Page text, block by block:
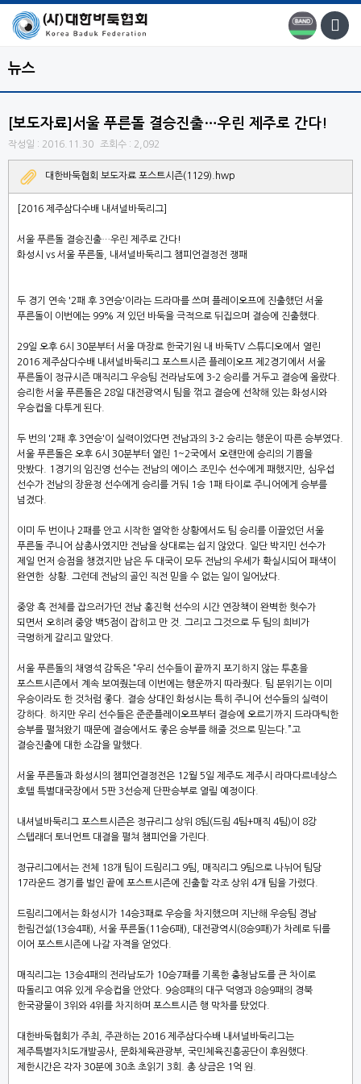
뉴스
[보도자료]서울 푸른돌 결승진출…우린 제주로 간다!
작성일 : 2016.11.30 조회수 : 2,092
대한바둑협회 보도자료 포스트시즌(1129).hwp
[2016 제주삼다수배 내셔널바둑리그
서울 푸른돌 결승진출…우린 제주로 간다!
화성시 vs 서울 푸른돌 내셔널바둑리그 챔피언결정전 쟁패
두 경기 연속 '2패 후 3연승'이라는 드라마를 쓰며 플레이오프에 진출했던 서울
푸른돌이 이번에는 99% 져 있던 바둑을 극적으로 뒤집으며 결승에 진출했다
29일 오후 6시 30분부터 서울 마장로 한국기원 내 바둑TV 스튜디오에서 열린
2016 제주삼다수배 내셔널바둑리그 포스트시즌 플레이오프 제 2경기에서 서울
푸른돌이 정규시즌 매직리그 우승팀 전라남도에 3-2 승리를 거두고 결승에 올랐다
승리한 서울 푸른돌은 28일 대전광역시 팀을 꺾고 결승에 선착해 있는 화성시와
우승컵을 다투게 된다
두 번의 '2패 후 3연승'이 실력이었다면 전남과의 3-2 승리는 행운이 따른 승부였다
서울 푸른돌은 오후 6시 30분부터 열린 1~2국에서 오랜만에 승리의 기쁨을
맛봤다 . 1 경기의 임진영 선수는 전남의 에이스 조민수 선수에게 패했지만
심우섭
선수가 전남의 장윤정 선수에게 승리를 거둬 1 승 1 패 타이로 주니어에게 승부를
넘겼다
이미 두 번이나 2패를 안고 시작한 열악한 상황에서도 팀 승리를 이끌었던 서울
푸른돌 주니어 삼총사였지만 전남을 상대로는 쉽지 않았다
일단 박지민 선수가
제일 먼저 승점을 챙겼지만 남은 두 대국이 모두 전남의 우세가 확실시되어 패색이
완연한 상황 그런데 전남의 골인 직전 믿을 수 없는 일이 일어났다
중앙 흑 전체를 잡으러가던 전남 홍진혁 선수의 시간 연장책이 완벽한 헛수가
되면서 오히려 중앙 백5점이 잡히고 만 것
그리고 그것으로 두 팀의 희비가
극명하게 갈리고 말았다
서울 푸른돌의 채영석 감독은 “우리 선수들이 끝까지 포기하지 않는 투혼을
포스트시즌에서 계속 보여줬는데 이번에는 행운까지 따라줬다
팀 분위기는 이미
우승이라도 한 것처럼 좋다
결승 상대인 화성시는 특히 주니어 선수들의 실력이
강하다
하지만 우리 선수들은 준준플레이오프부터 결승에 오르기까지 드라마틱한
승부를 펼쳐왔기 때문에 결승에서도 좋은 승부를 해줄 것으로 믿는다 .”고
결승진출에 대한 소감을 말했다
서울 푸른돌과 화성시의 챔피언결정전은 12월 5일 제주도 제주시 라마다르네상스
호텔 특별대국장에서 5판 3선승제 단판승부로 열릴 예정이다
내셔널바둑리그 포스트시즌은 정규리그 상위 8팀(드림 4팀+매직 4팀)이 8강
스텝래더 토너먼트 대결을 펼쳐 챔피언을 가린다
정규리그에서는 전체 18개 팀이 드림리그 9팀 매직리그 9팀으로 나뉘어 팀당
17라운드 경기를 벌인 끝에 포스트시즌에 진출할 각조 상위 4개 팀을 가렸다
드림리그에서는 화성시가 14승3패로 우승을 차지했으며 지난해 우승팀 경남
한림건설(13승4패), 서울 푸른돌(11 승6패), 대전광역시 (8승9패)가 차례로 뒤를
이어 포스트시즌에 나갈 자격을 얻었다
매직리그는 13승4패의 전라남도가 10승7패를 기록한 충청남도를 큰 차이로
따돌리고 여유 있게 우승컵을 안았다 . 9승8패의 대구 덕영과 8승9패의 경북
한국광물이 3위와 4위를 차지하며 포스트시즌 행 막차를 탔었다
대한바둑협회가 주최 주관하는 2016 제주삼다수배 내셔널바둑리그는
제주특별자치도개발공사 문화체육관광부 국민체육진흥공단이 후원했다
제한시간은 각자 30분에 30초 초읽기 3회 총 상금은 1 억 원